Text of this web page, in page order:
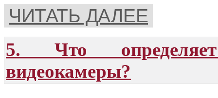
ЧИТАТЬ ДАЛЕЕ
5. Что определяет
видеокамеры?